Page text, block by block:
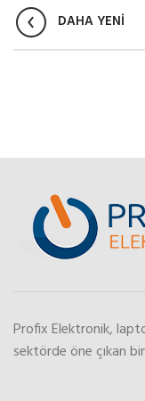
DAHA YENİ
Profix Elektronik,
sektörde öne çıkan